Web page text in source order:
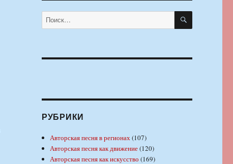
Искать: ПОИСК
РУБРИКИ
Авторская песня в регионах(107)
Авторская песня как движение(120)
Авторская песня как искусство (169)